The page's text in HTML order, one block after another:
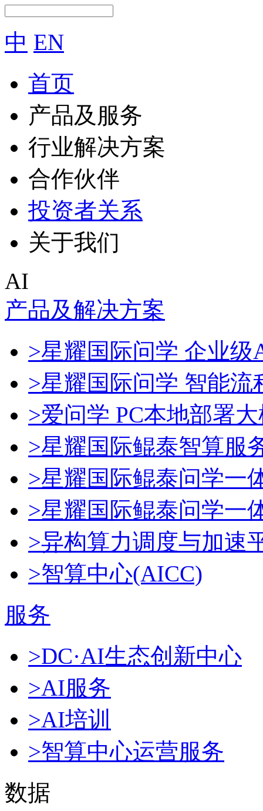
中 EN
首页
产品及服务
行业解决方案
合作伙伴
投资者关系
关于我们
AI
产品及解决方案
>星耀国际问学 企业级
>星耀国际问学 智能流
>爱问学 PC本地部署
>星耀国际鲲泰智算服
>星耀国际鲲泰问学一
>星耀国际鲲泰问学一
>异构算力调度与加速
>智算中心(AICC)
服务
>DC·AI生态创新中心
>AI服务
>AI培训
>智算中心运营服务
数据